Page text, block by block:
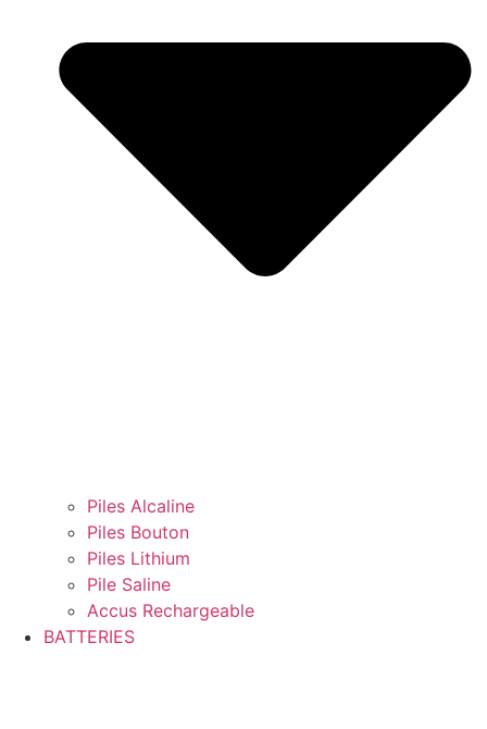
Piles Alcaline
Piles Bouton
Piles Lithium
Pile Saline
Accus Rechargeable
BATTERIES